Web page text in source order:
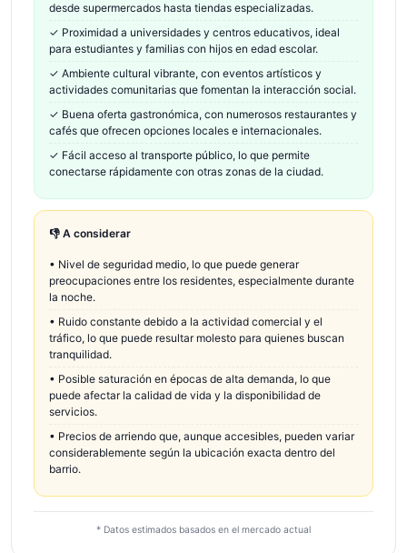
desde supermercados hasta tiendas especializadas.
✓ Proximidad a universidades y centros educativos, ideal
para estudiantes y familias con hijos en edad escolar.
✓ Ambiente cultural vibrante, con eventos artísticos y
actividades comunitarias que fomentan la interacción social.
✓ Buena oferta gastronómica, con numerosos restaurantes y
cafés que ofrecen opciones locales e internacionales.
✓ Fácil acceso al transporte público, lo que permite
conectarse rápidamente con otras zonas de la ciudad.
👎 A considerar
• Nivel de seguridad medio, lo que puede generar
preocupaciones entre los residentes, especialmente durante
la noche.
• Ruido constante debido a la actividad comercial y el
tráfico, lo que puede resultar molesto para quienes buscan
tranquilidad.
• Posible saturación en épocas de alta demanda, lo que
puede afectar la calidad de vida y la disponibilidad de
servicios.
• Precios de arriendo que, aunque accesibles, pueden variar
considerablemente según la ubicación exacta dentro del
barrio.
* Datos estimados basados en el mercado actual